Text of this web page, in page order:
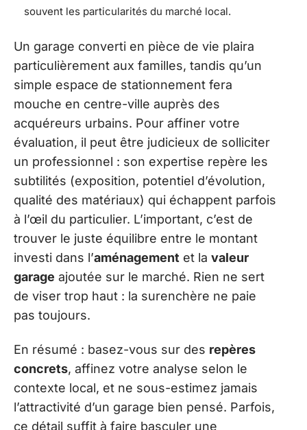
souvent les particularités du marché local.
Un garage converti en pièce de vie plaira
particulièrement aux familles, tandis qu’un
simple espace de stationnement fera
mouche en centre-ville auprès des
acquéreurs urbains. Pour affiner votre
évaluation, il peut être judicieux de solliciter
un professionnel : son expertise repère les
subtilités (exposition, potentiel d’évolution,
qualité des matériaux) qui échappent parfois
à l’œil du particulier. L’important, c’est de
trouver le juste équilibre entre le montant
investi dans l’aménagement et la valeur
garage ajoutée sur le marché. Rien ne sert
de viser trop haut : la surenchère ne paie
pas toujours.
En résumé : basez-vous sur des repères
concrets, affinez votre analyse selon le
contexte local, et ne sous-estimez jamais
l’attractivité d’un garage bien pensé. Parfois,
ce détail suffit à faire basculer une